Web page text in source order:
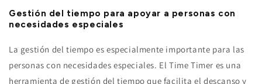
Gestión del tiempo para apoyar a personas con
necesidades especiales
La gestión del tiempo es especialmente importante para las
personas con necesidades especiales. El Time Timer es una
herramienta de gestión del tiempo que facilita el descanso y